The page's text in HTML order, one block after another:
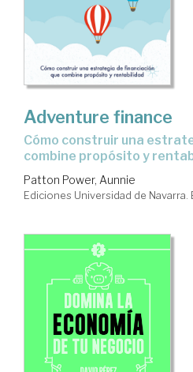
Adventure finance
cómo construir una estrategia de financiación que
combine propósito y
Patton Power, Aunnie
Ediciones Universidad de Navarra.